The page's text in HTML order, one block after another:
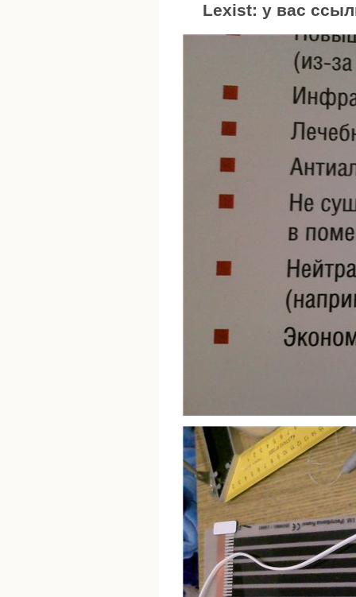
Lexist: у вас